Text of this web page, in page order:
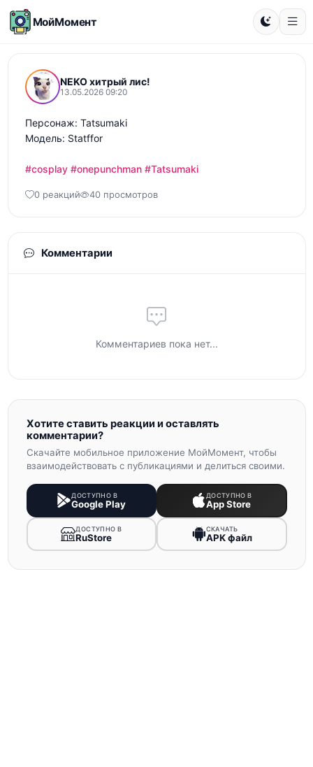
МойМомент
NEKO хитрый лис!
13.05.2026 09:20
Персонаж: Tatsumaki
Модель: Statffor
#cosplay #onepunchman #Tatsumaki
0 реакций 40 просмотров
Комментарии
Комментариев пока нет...
Хотите ставить реакции и оставлять
комментарии?
Скачайте мобильное приложение МойМомент, чтобы
взаимодействовать с публикациями и делиться своими.
ДОСТУПНО В
Google Play
ДОСТУПНО В
App Store
ДОСТУПНО В
RuStore
СКАЧАТЬ
APK файл